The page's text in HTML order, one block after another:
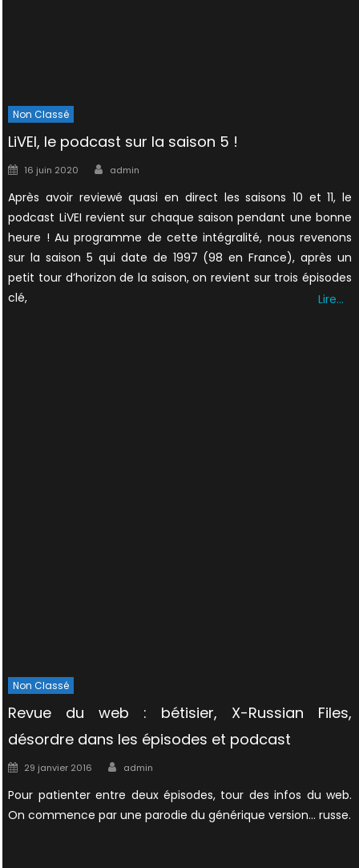
Non Classé
LiVEI, le podcast sur la saison 5 !
Posted
16 juin 2020 Author
admin
Après avoir reviewé quasi en direct les saisons 10 et 11, le
podcast LiVEI revient sur chaque saison pendant une bonne
heure ! Au programme de cette intégralité, nous revenons
sur la saison 5 qui date de 1997 (98 en France), après un
petit tour d’horizon de la saison, on revient sur trois épisodes
clé,
Lire…
Non Classé
Revue du web : bétisier, X-Russian Files,
désordre dans les épisodes et podcast
Posted
29 janvier 2016 Author
admin
Pour patienter entre deux épisodes, tour des infos du web.
On commence par une parodie du générique version… russe.